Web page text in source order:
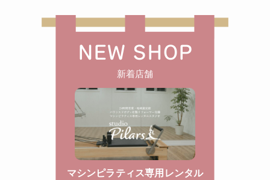
NEW SHOP
新着店舗
マシンピラティス専用レンタル